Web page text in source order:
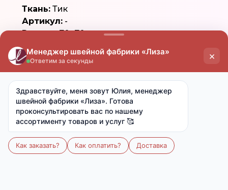
Ткань: Тик
Артикул: -
Размер:70х70
Количество
В корзину
В избранное